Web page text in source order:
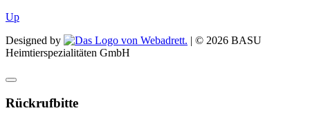
Up
Designed by
| © 2026 BASU
Heimtierspezialitäten GmbH
Rückrufbitte